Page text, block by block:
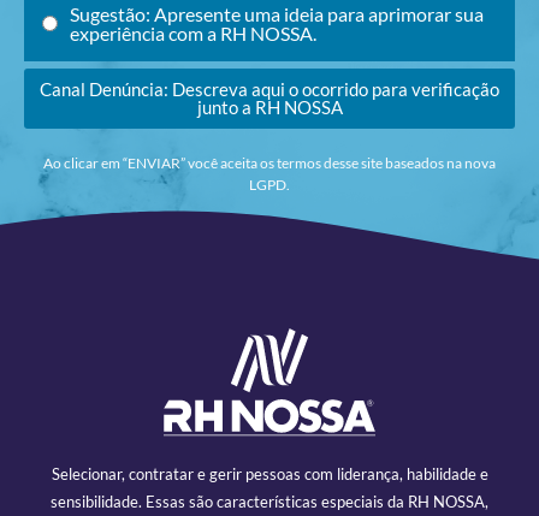
Sugestão: Apresente uma ideia para aprimorar sua
experiência com a RH NOSSA.
Canal Denúncia: Descreva aqui o ocorrido para verificação
junto a RH NOSSA
Ao clicar em “ENVIAR” você aceita os termos desse site baseados na nova
LGPD.
Selecionar, contratar e gerir pessoas com liderança, habilidade e
sensibilidade. Essas são características especiais da RH NOSSA,